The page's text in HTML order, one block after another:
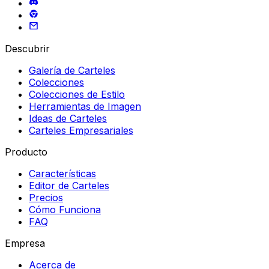
Descubrir
Galería de Carteles
Colecciones
Colecciones de Estilo
Herramientas de Imagen
Ideas de Carteles
Carteles Empresariales
Producto
Características
Editor de Carteles
Precios
Cómo Funciona
FAQ
Empresa
Acerca de